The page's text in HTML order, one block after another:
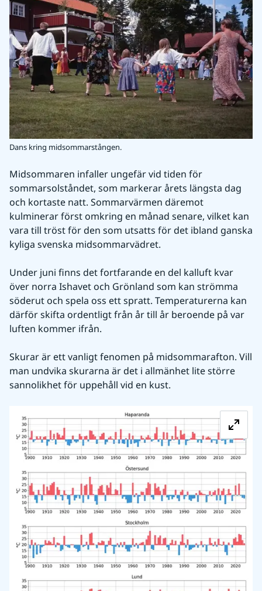
Dans kring midsommarstången.
Midsommaren infaller ungefär vid tiden för
sommarsolståndet, som markerar årets längsta dag
och kortaste natt. Sommarvärmen däremot
kulminerar först omkring en månad senare, vilket kan
vara till tröst för den som utsatts för det ibland ganska
kyliga svenska midsommarvädret.
Under juni finns det fortfarande en del kalluft kvar
över norra Ishavet och Grönland som kan strömma
söderut och spela oss ett spratt. Temperaturerna kan
därför skifta ordentligt från år till år beroende på var
luften kommer ifrån.
Skurar är ett vanligt fenomen på midsommarafton. Vill
man undvika skurarna är det i allmänhet lite större
sannolikhet för uppehåll vid en kust.